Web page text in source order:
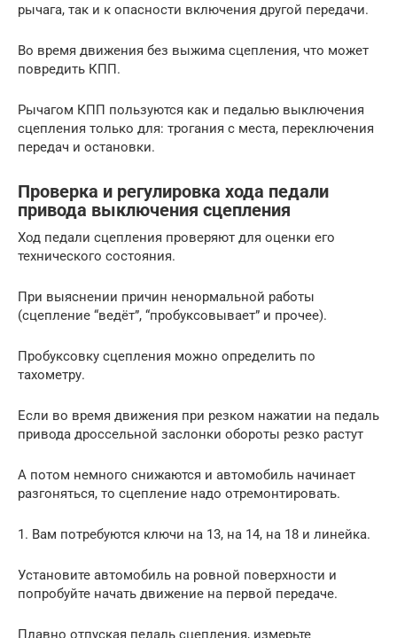
рычага, так и к опасности включения другой передачи.
Во время движения без выжима сцепления, что может
повредить КПП.
Рычагом КПП пользуются как и педалью выключения
сцепления только для: трогания с места, переключения
передач и остановки.
Проверка и регулировка хода педали
привода выключения сцепления
Ход педали сцепления проверяют для оценки его
технического состояния.
При выяснении причин ненормальной работы
(сцепление “ведёт”, “пробуксовывает” и прочее).
Пробуксовку сцепления можно определить по
тахометру.
Если во время движения при резком нажатии на педаль
привода дроссельной заслонки обороты резко растут
А потом немного снижаются и автомобиль начинает
разгоняться, то сцепление надо отремонтировать.
1. Вам потребуются ключи на 13, на 14, на 18 и линейка.
Установите автомобиль на ровной поверхности и
попробуйте начать движение на первой передаче.
Плавно отпуская педаль сцепления, измерьте